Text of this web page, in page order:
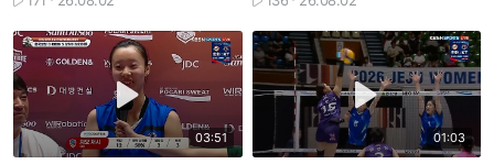
03:51 01:03